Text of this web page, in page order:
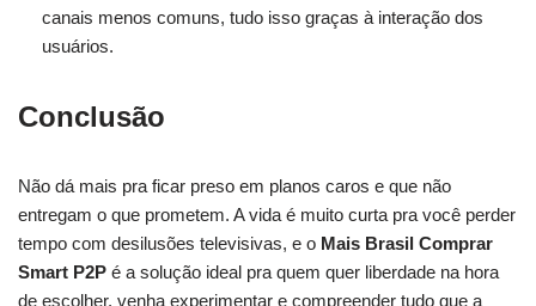
canais menos comuns, tudo isso graças à interação dos
usuários.
Conclusão
Não dá mais pra ficar preso em planos caros e que não
entregam o que prometem. A vida é muito curta pra você perder
tempo com desilusões televisivas, e o Mais Brasil Comprar
Smart P2P é a solução ideal pra quem quer liberdade na hora
de escolher. venha experimentar e compreender tudo que a